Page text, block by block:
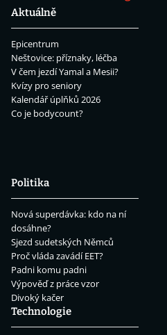
Aktuálně
Epicentrum
Neštovice: příznaky, léčba
V čem jezdí Yamal a Mesii?
Kvízy pro seniory
Kalendář úplňků 2026
Co je bodycount?
Politika
Nová superdávka: kdo na ní
dosáhne?
Sjezd sudetských Němců
Proč vláda zavádí EET?
Padni komu padni
Výpověď z práce vzor
Divoký kačer
Technologie